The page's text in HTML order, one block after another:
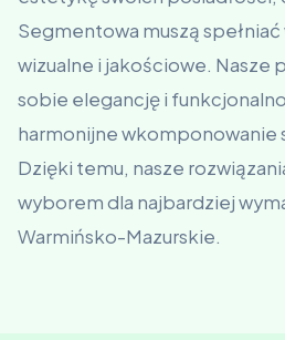
Segmentowa muszą
wizualne i jakościowe. Nasze
sobie elegancję i
harmonijne wkomponowanie
Dzięki temu, nasze
wyborem dla najbardziej
Warmińsko-Mazurskie.